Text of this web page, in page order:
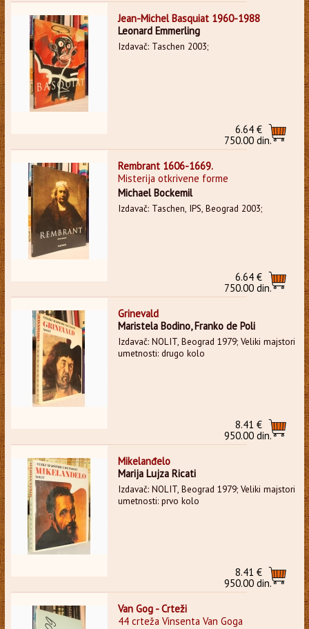
Jean-Michel Basquiat 1960-1988
Leonard Emmerling
Izdavač: Taschen 2003;
6.64 €
750.00 din.
Rembrant 1606-1669.
Misterija otkrivene forme
Michael Bockemil
Izdavač: Taschen, IPS, Beograd 2003;
6.64 €
750.00 din.
Grinevald
Maristela Bodino, Franko de Poli
Izdavač: NOLIT, Beograd 1979; Veliki majstori
umetnosti: drugo kolo
8.41 €
950.00 din.
Mikelanđelo
Marija Lujza Ricati
Izdavač: NOLIT, Beograd 1979; Veliki majstori
umetnosti: prvo kolo
8.41 €
950.00 din.
Van Gog - Crteži
44 crteža Vinsenta Van Goga